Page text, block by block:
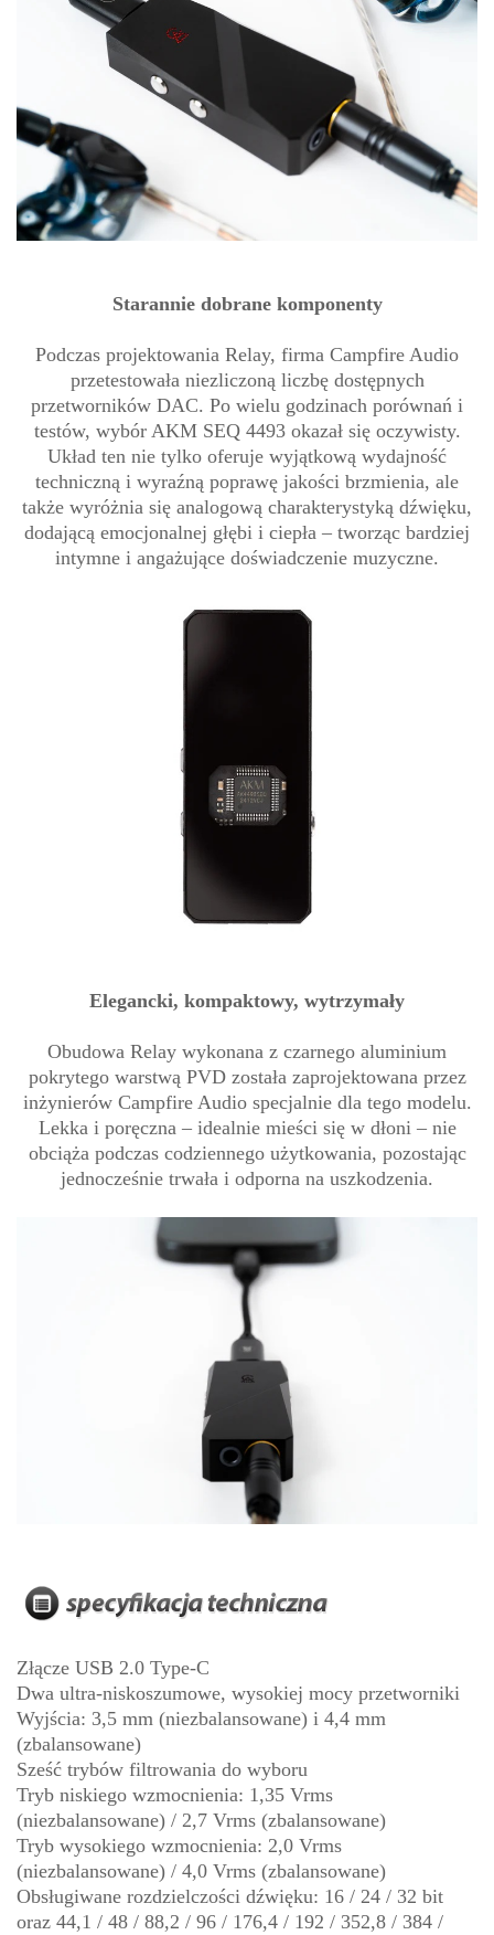
Starannie dobrane komponenty
Podczas projektowania Relay, firma Campfire Audio
przetestowała niezliczoną liczbę dostępnych
przetworników DAC. Po wielu godzinach porównań i
testów, wybór AKM SEQ 4493 okazał się oczywisty.
Układ ten nie tylko oferuje wyjątkową wydajność
techniczną i wyraźną poprawę jakości brzmienia, ale
także wyróżnia się analogową charakterystyką dźwięku,
dodającą emocjonalnej głębi i ciepła – tworząc bardziej
intymne i angażujące doświadczenie muzyczne.
Elegancki, kompaktowy, wytrzymały
Obudowa Relay wykonana z czarnego aluminium
pokrytego warstwą PVD została zaprojektowana przez
inżynierów Campfire Audio specjalnie dla tego modelu.
Lekka i poręczna – idealnie mieści się w dłoni – nie
obciąża podczas codziennego użytkowania, pozostając
jednocześnie trwała i odporna na uszkodzenia.
Złącze USB 2.0 Type-C
Dwa ultra-niskoszumowe, wysokiej mocy przetworniki
Wyjścia: 3,5 mm (niezbalansowane) i 4,4 mm
(zbalansowane)
Sześć trybów filtrowania do wyboru
Tryb niskiego wzmocnienia: 1,35 Vrms
(niezbalansowane) / 2,7 Vrms (zbalansowane)
Tryb wysokiego wzmocnienia: 2,0 Vrms
(niezbalansowane) / 4,0 Vrms (zbalansowane)
Obsługiwane rozdzielczości dźwięku: 16 / 24 / 32 bit
oraz 44,1 / 48 / 88,2 / 96 / 176,4 / 192 / 352,8 / 384 /